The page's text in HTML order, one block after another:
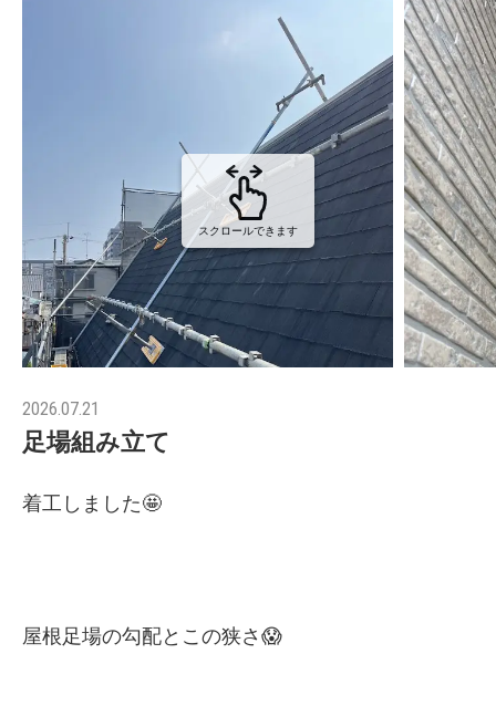
スクロールできます
2026.07.21
足場組み立て
着工しました🤩
屋根足場の勾配とこの狭さ😱